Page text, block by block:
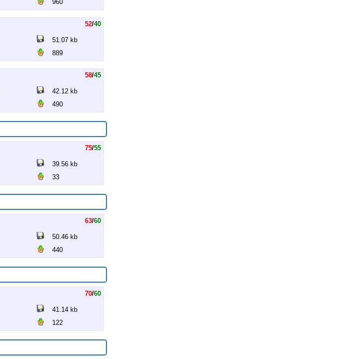
960
52/40
51.07 kb
889
58/45
42.12 kb
490
75/55
39.56 kb
33
63/60
50.46 kb
440
70/60
41.14 kb
122